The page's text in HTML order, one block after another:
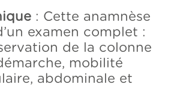
: Cette anamnèse
examen complet :
de la colonne
mobilité
abdominale et